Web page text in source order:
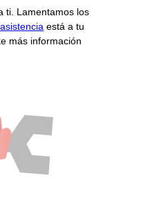
ti. Lamentamos los
asistencia está a tu
más información